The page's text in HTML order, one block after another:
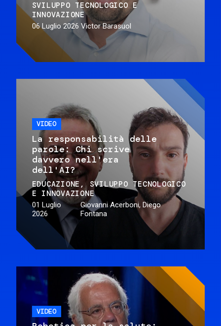
SVILUPPO TECNOLOGICO E
INNOVAZIONE
06 Luglio 2026 Victor Barasuol
VIDEO
La responsabilità delle
parole: Chi scrive
davvero nell'era
dell'AI?
EDUCAZIONE
SVILUPPO TECNOLOGICO
E INNOVAZIONE
01 Luglio
2026
Giovanni Acerboni, Diego
Fontana
VIDEO